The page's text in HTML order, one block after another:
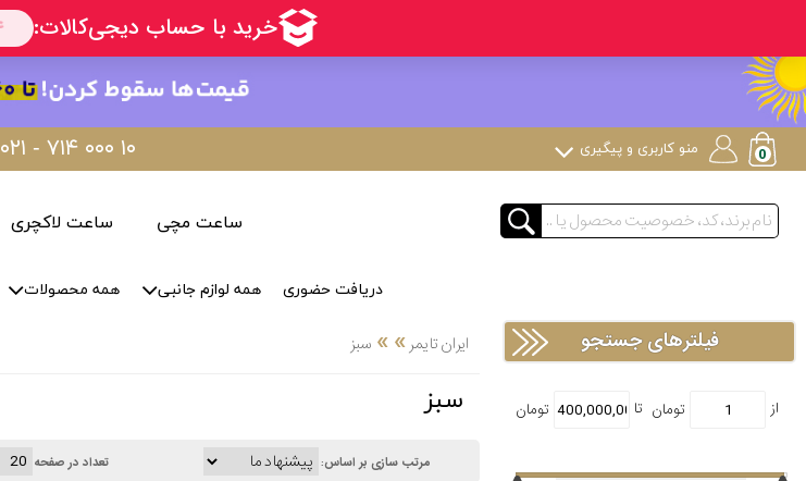
۰۲۱ - ۷۱۴ ۰۰۰ ۱۰ منو کاربری و پیگیری
ساعت مچی ساعت لاکچری
دریافت حضوری همه لوازم جانبی همه محصولات
ایران تایمر »
» سبز
سبز
مرتب سازی بر اساس: تعداد در صفحه
فیلترهای جستجو